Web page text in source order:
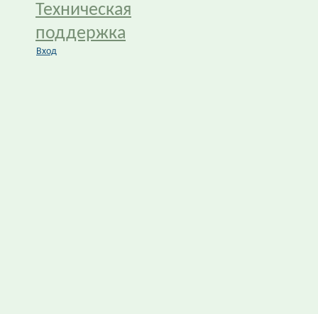
Техническая
поддержка
Вход